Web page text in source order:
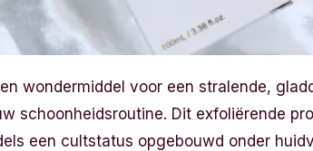
wondermiddel voor een stralende,
schoonheidsroutine. Dit exfoliërende
een cultstatus opgebouwd onder